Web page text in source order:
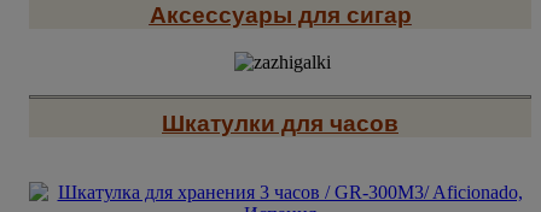
Аксессуары для сигар
Шкатулки для часов